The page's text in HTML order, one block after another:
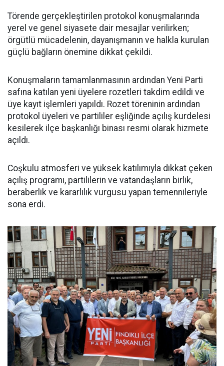
Törende gerçekleştirilen protokol konuşmalarında
yerel ve genel siyasete dair mesajlar verilirken;
örgütlü mücadelenin, dayanışmanın ve halkla kurulan
güçlü bağların önemine dikkat çekildi.
Konuşmaların tamamlanmasının ardından Yeni Parti
safına katılan yeni üyelere rozetleri takdim edildi ve
üye kayıt işlemleri yapıldı. Rozet töreninin ardından
protokol üyeleri ve partililer eşliğinde açılış kurdelesi
kesilerek ilçe başkanlığı binası resmi olarak hizmete
açıldı.
Coşkulu atmosferi ve yüksek katılımıyla dikkat çeken
açılış programı, partililerin ve vatandaşların birlik,
beraberlik ve kararlılık vurgusu yapan temennileriyle
sona erdi.